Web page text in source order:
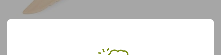
Příbor - Nůž DŘEVĚNÝ 16cm (100ks)